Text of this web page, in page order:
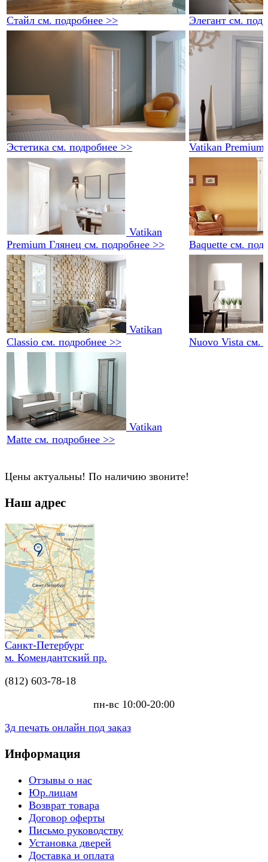
Стайл см. подробнее >> Элегант см.
Эстетика см. подробнее >> Vatikan Premium
Vatikan
Premium Глянец см. подробнее >> Baquette см.
Vatikan
Classio см. подробнее >> Nuovo Vista см.
Vatikan
Matte см. подробнее >>
Цены актуальны! По наличию звоните!
Наш адрес
Санкт-Петербург
м. Комендантский пр.
(812) 603-78-18
пн-вс 10:00-20:00
3д печать онлайн под заказ
Информация
Отзывы о нас
Юр.лицам
Возврат товара
Договор оферты
Письмо руководству
Установка дверей
Доставка и оплата